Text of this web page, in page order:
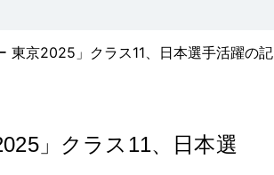
東京2025」クラス11、日本選手活躍の記
」クラス11、日本選